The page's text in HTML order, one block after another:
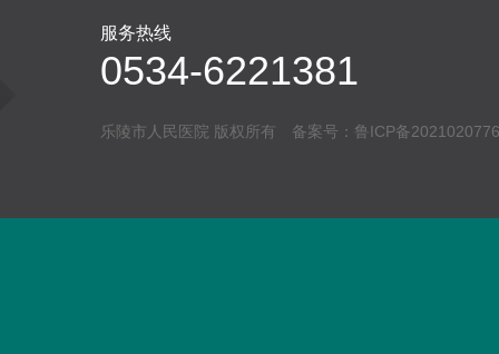
服务热线
0534-6221381
乐陵市人民医院 版权所有 备案号： 鲁ICP备